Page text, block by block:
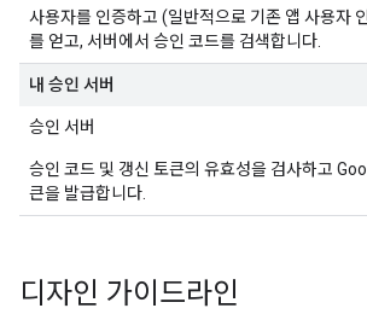
사용자를 인증하고 (일반적으로 기존 앱 사용자
를 얻고, 서버에서 승인 코드를 검색합니다.
내 승인 서버
승인 서버
승인 코드 및 갱신 토큰의 유효성을 검사하고
큰을 발급합니다.
디자인 가이드라인